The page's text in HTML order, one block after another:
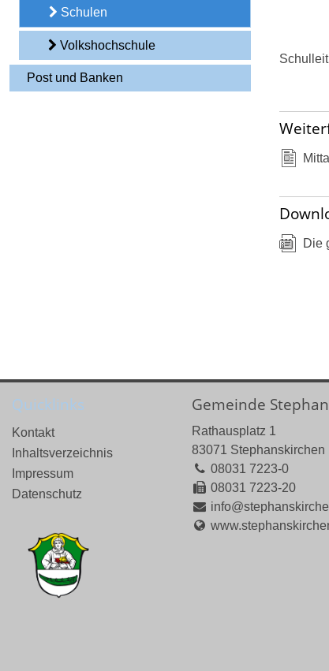
Schulen
Volkshochschule
Post und Banken
Die
Quicklinks
Kontakt
Inhaltsverzeichnis
Impressum
Datenschutz
Gemeinde
Rathausplatz 1
83071 Stephanskirchen
08031 7223-0
08031 7223-20